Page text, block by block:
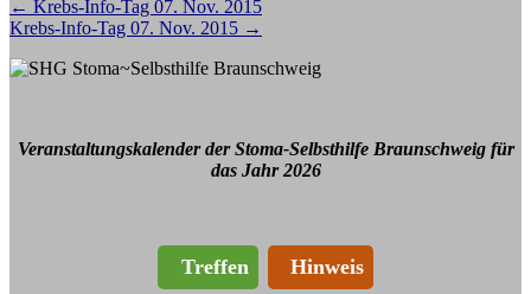
Beitragsnavigation
← Krebs-Info-Tag 07. Nov. 2015
Krebs-Info-Tag 07. Nov. 2015 →
Veranstaltungskalender der Stoma-Selbsthilfe Braunschweig für
das Jahr 2026
Treffen Hinweis